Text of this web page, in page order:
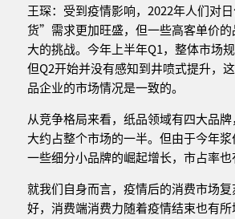
王琛：受到疫情影响，2022年人们对
货”需求更加旺盛，但一些高客单价的
大的挑战。今年上半年Q1，整体市场规
但Q2开始并没有感知到井喷式提升，
品企业的市场情况是一致的。
从竞争格局来看，纸品领域有四大品
大约占整个市场的一半。但由于今年
一些细分小品牌的崛起增长，市占率也
就我们自身而言，疫情后的消费市场
好，消费端消费力随着疫情结束也有